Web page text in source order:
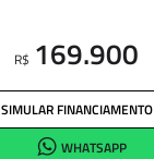
R$ 169.900
SIMULAR FINANCIAMENTO
WHATSAPP